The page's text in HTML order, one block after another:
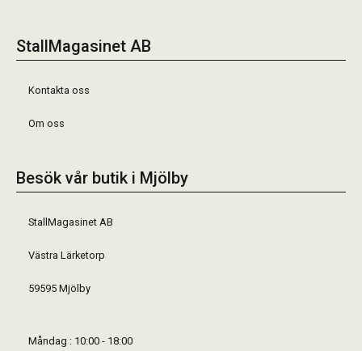
StallMagasinet AB
Kontakta oss
Om oss
Besök vår butik i Mjölby
StallMagasinet AB
Västra Lärketorp
59595 Mjölby
Måndag : 10:00 - 18:00